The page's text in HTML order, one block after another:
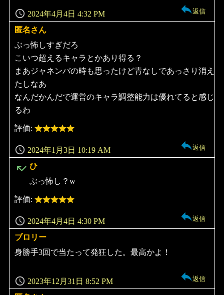
2024年4月4日 4:32 PM 返信
匿名さん
よ
り:
2024年1月3日 10:19 AM
ぶっ怖しすぎだろ
こいつ超えるキャラとかあり得る？
まあジャネンバの時も思ったけど青なしであっさり消え
たしなあ
なんだかんだで運営のキャラ調整能力は優れてると感じ
るわ
評価:
返信
ひ
よ
2024年4月4日 4:30 PM
ぶっ怖し？w
評価:
返信
ブロリー
よ
り:
2023年12月31日 8:52 PM
身勝手3回で当たって発狂した。最高かよ！
返信